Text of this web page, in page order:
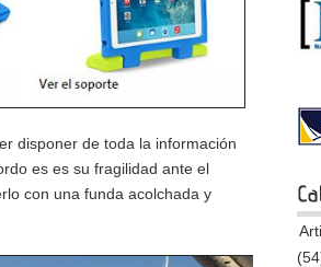
disponer de toda la información
es es su fragilidad ante el
con una funda acolchada y